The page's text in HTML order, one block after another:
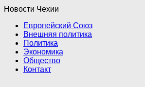
Новости Чехии
Европейский Союз
Внешняя политика
Политика
Экономика
Общество
Контакт